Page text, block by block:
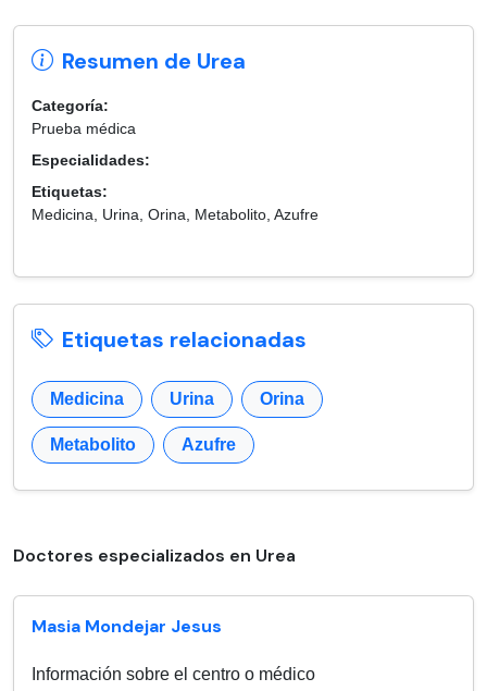
Resumen de Urea
Categoría:
Prueba médica
Especialidades:
Etiquetas:
Medicina, Urina, Orina, Metabolito, Azufre
Etiquetas relacionadas
Medicina Urina Orina
Metabolito Azufre
Doctores especializados en Urea
Masia Mondejar Jesus
Información sobre el centro o médico